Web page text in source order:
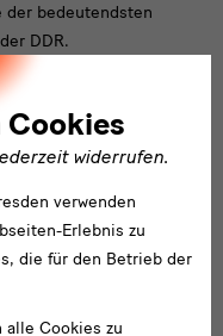
der bedeutendsten
DDR.
widerrufen.
verwenden
Erlebnis zu
die für den Betrieb der
alle Cookies zu